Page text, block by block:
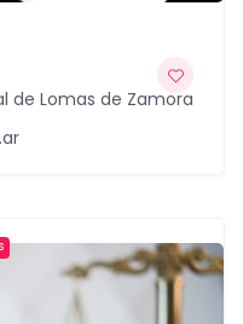
de Lomas de Zamora